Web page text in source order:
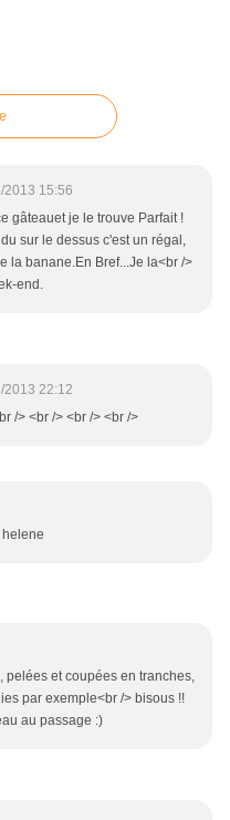
2013 15:56
gâteauet je le trouve Parfait !
sur le dessus c'est un régal,
la banane.En Bref...Je la<br />
end.
2013 22:12
/> <br /> <br /> <br />
et coupées en tranches,
par exemple<br /> bisous !!
au passage :)